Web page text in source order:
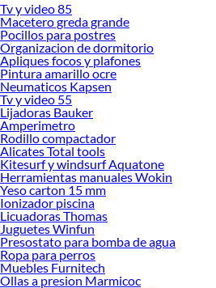
Desde remodelaciones hasta proyectos de
tus ideas realidad. ¡Visítanos y encuentra todo
Huinchas de medir!
Explora la variedad de productos de
Herramientas, materiales y accesorios de
renovación de espacios. ¡Visítanos y descubre
ofrecerte!
Encuentra una amplia variedad de productos de
Encuentra todo lo necesario para tus proyectos
¡Visítanos y haz tus ideas realidad!
Tv y video 85
Macetero greda grande
Pocillos para postres
Organizacion de dormitorio
Apliques focos y plafones
Pintura amarillo ocre
Neumaticos Kapsen
Tv y video 55
Lijadoras Bauker
Amperimetro
Rodillo compactador
Alicates Total tools
Kitesurf y windsurf Aquatone
Herramientas manuales Wokin
Yeso carton 15 mm
Ionizador piscina
Licuadoras Thomas
Juguetes Winfun
Presostato para bomba de agua
Ropa para perros
Muebles Furnitech
Ollas a presion Marmicoc